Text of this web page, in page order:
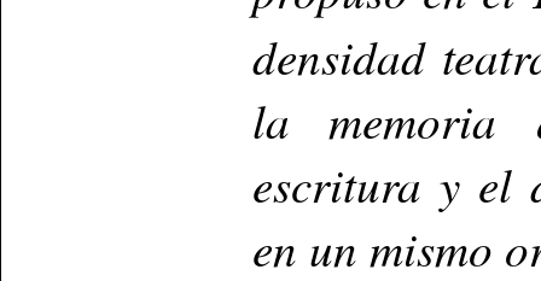
densidad
la memoria
escritura y el
en un mismo